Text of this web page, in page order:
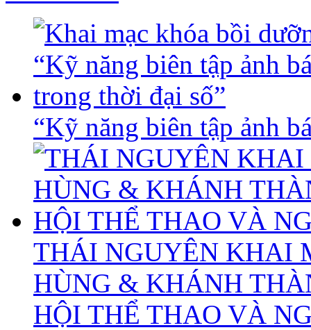
“Kỹ năng biên tập ảnh
THÁI NGUYÊN KHAI
HÙNG & KHÁNH
HỘI THỂ THAO VÀ